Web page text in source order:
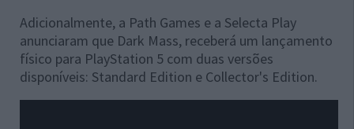
Adicionalmente, a Path Games e a Selecta Play
anunciaram que Dark Mass, receberá um lançamento
físico para PlayStation 5 com duas versões
disponíveis: Standard Edition e Collector's Edition.